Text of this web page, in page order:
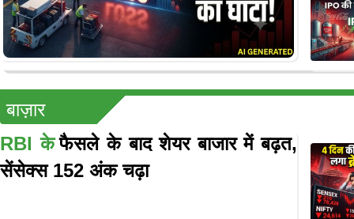
बाज़ार
RBI के फैसले के बाद शेयर बाजार में बढ़त,
सेंसेक्स 152 अंक चढ़ा